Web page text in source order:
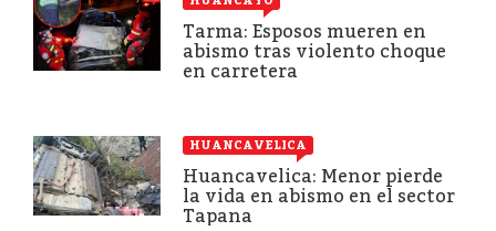
Tarma: Esposos mueren en
abismo tras violento choque
en carretera
HUANCAVELICA
Huancavelica: Menor pierde
la vida en abismo en el sector
Tapana